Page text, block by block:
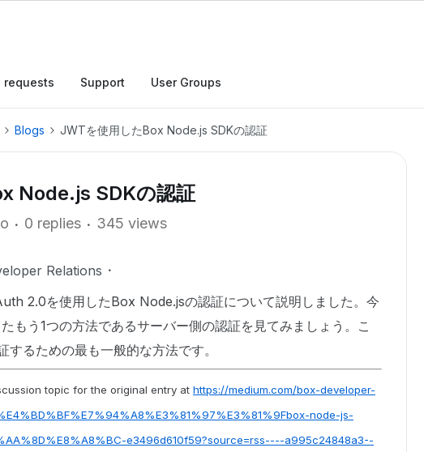
requests Support User Groups
Blogs JWTを使用したBox Node.js SDKの認証
Node.js SDKの認証
0 replies 345 views
Relations
2.0を使用したBox Node.jsの認証について説明しました。今
もう1つの方法であるサーバー側の認証を見てみましょう。こ
するための最も一般的な方法です。
topic for the original entry at https://medium.com/box-developer-
node-js-
e3496d610f59?source=rss----a995c24848a3--